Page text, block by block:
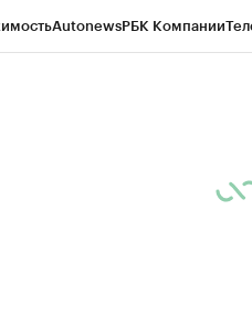
AutonewsРБК Компании